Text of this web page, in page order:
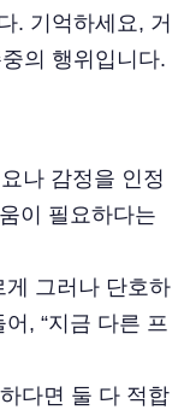
. 기억하세요, 거
의 행위입니다.
나 감정을 인정
이 필요하다는
게 그러나 단호하
, “지금 다른 프
다면 둘 다 적합